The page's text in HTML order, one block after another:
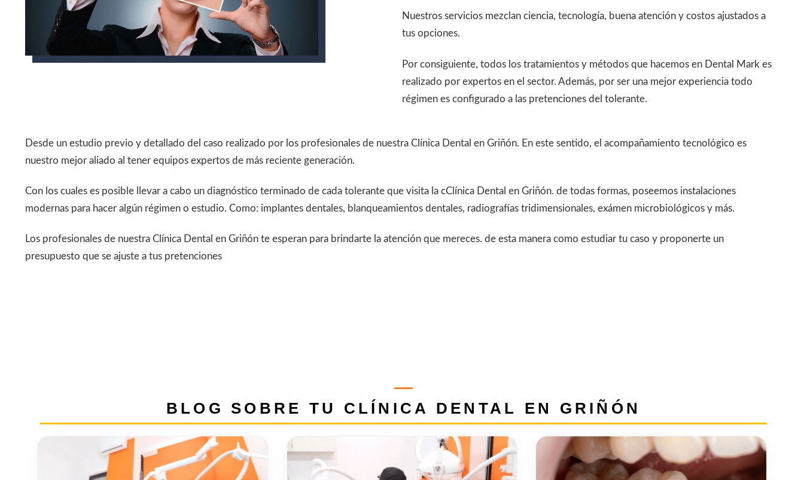
Nuestros servicios mezclan ciencia, tecnología, buena atención y costos ajustados a
tus opciones.
Por consiguiente, todos los tratamientos y métodos que hacemos en Dental Mark es
realizado por expertos en el sector. Además, por ser una mejor experiencia todo
régimen es configurado a las pretenciones del tolerante.
Desde un estudio previo y detallado del caso realizado por los profesionales de nuestra Clínica Dental en Griñón. En este sentido, el acompañamiento tecnológico es
nuestro mejor aliado al tener equipos expertos de más reciente generación.
Con los cuales es posible llevar a cabo un diagnóstico terminado de cada tolerante que visita la cClínica Dental en Griñón. de todas formas, poseemos instalaciones
modernas para hacer algún régimen o estudio. Como: implantes dentales, blanqueamientos dentales, radiografías tridimensionales, exámen microbiológicos y más.
Los profesionales de nuestra Clínica Dental en Griñón te esperan para brindarte la atención que mereces. de esta manera como estudiar tu caso y proponerte un
presupuesto que se ajuste a tus pretenciones
BLOG SOBRE TU CLÍNICA DENTAL EN GRIÑÓN